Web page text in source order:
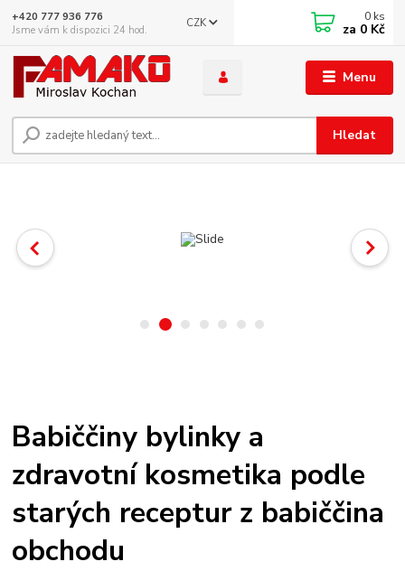
Menu
CZK
Hledat
+420 777 936 776
Jsme vám k dispozici 24 hod.
0 ks
za 0 Kč
Babiččiny bylinky a
zdravotní kosmetika podle
starých receptur z babiččina
obchodu